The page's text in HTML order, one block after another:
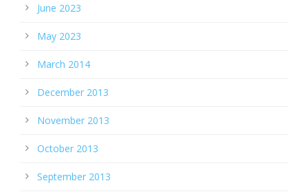
June 2023
May 2023
March 2014
December 2013
November 2013
October 2013
September 2013